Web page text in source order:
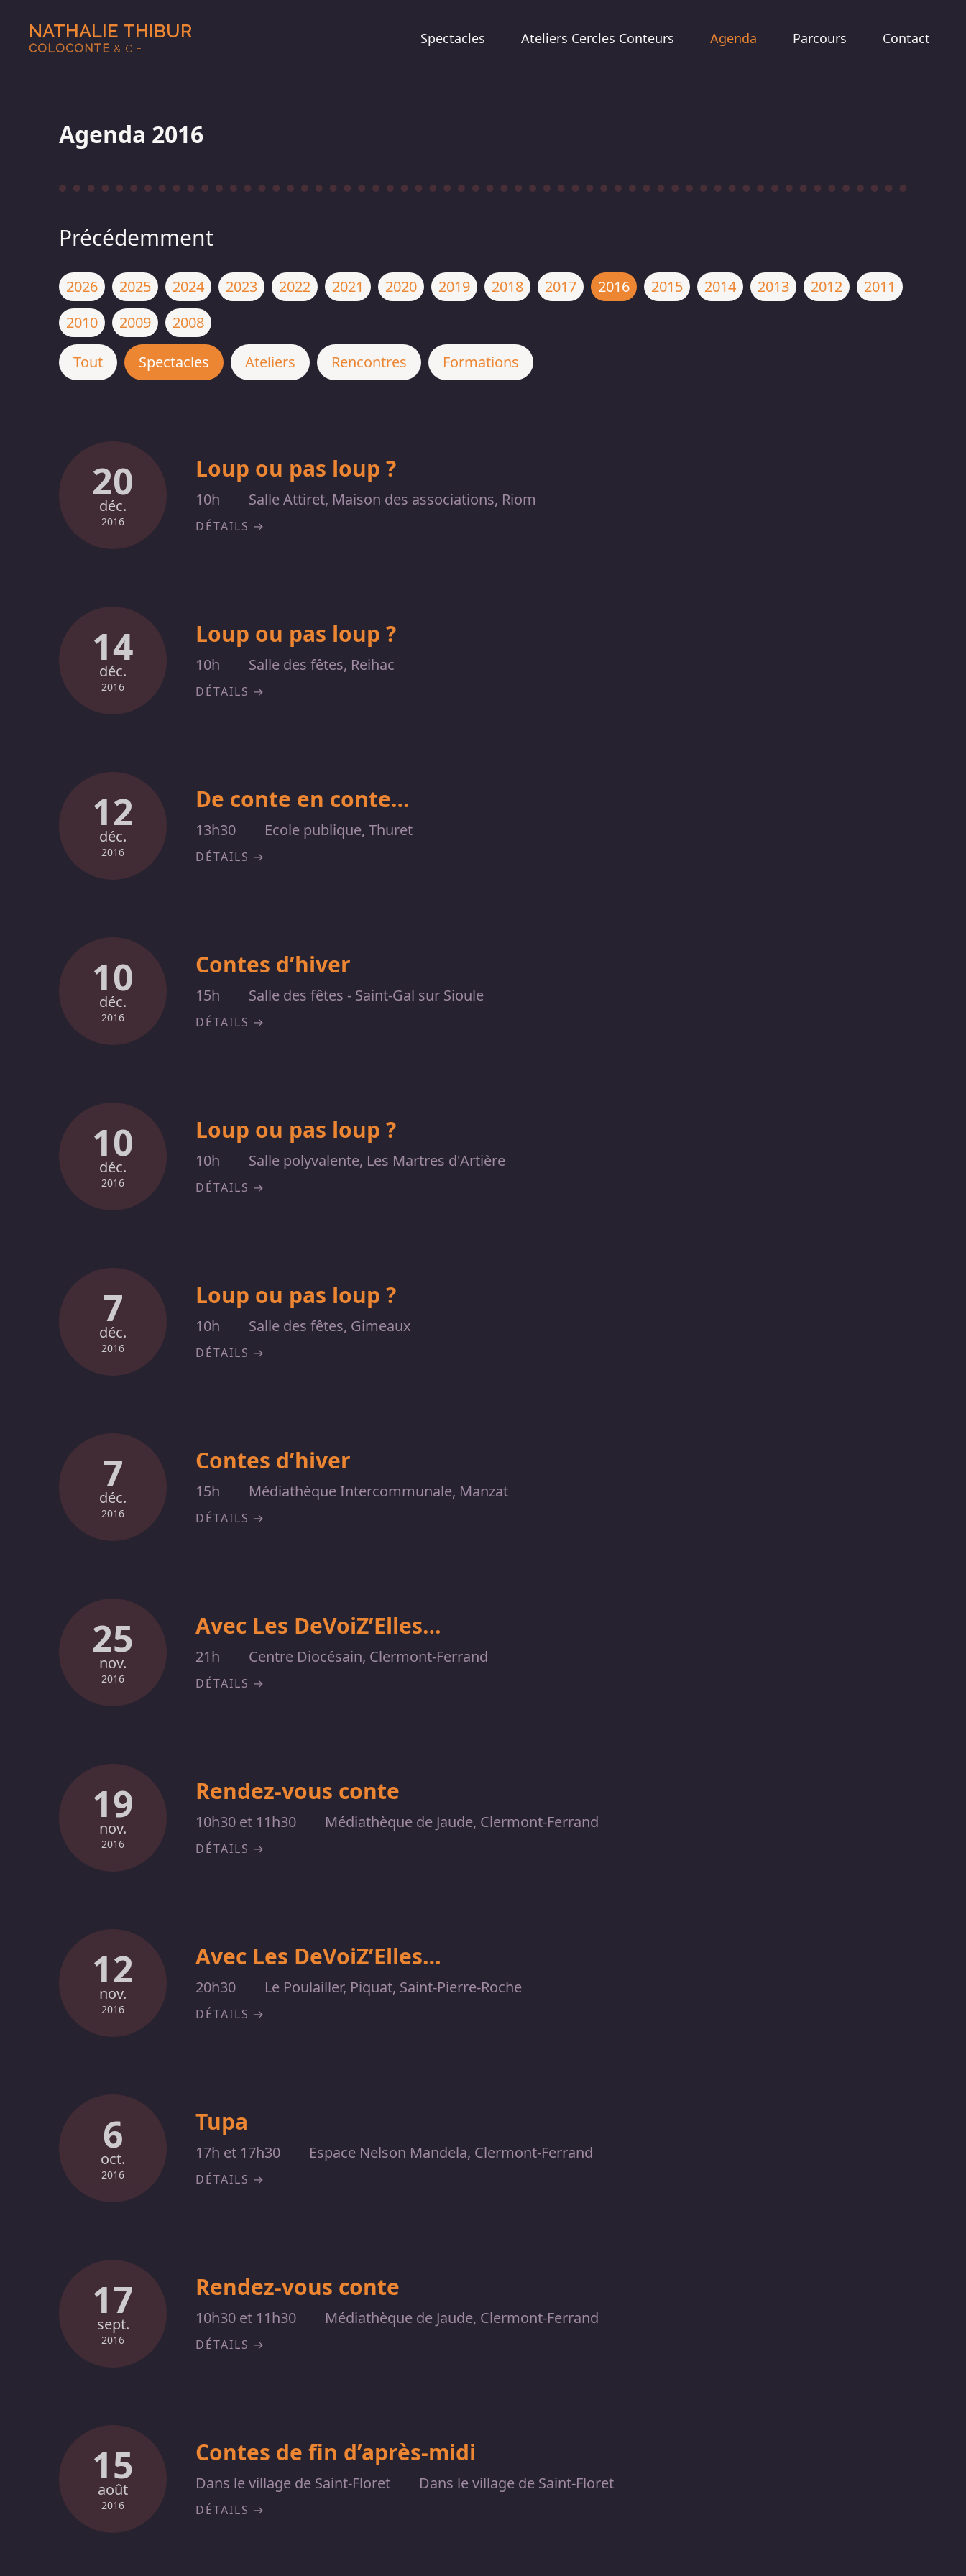
NATHALIE THIBUR
COLOCONTE & CIE
Spectacles Ateliers Cercles Conteurs Agenda Parcours Contact
Agenda 2016
Précédemment
2026 2025 2024 2023 2022 2021 2020 2019 2018 2017 2016 2015 2014 2013 2012
2011
2010
2009 2008
Tout Spectacles Ateliers Rencontres Formations
20
déc.
2016
Loup ou pas loup ?
10h Salle Attiret, Maison des associations, Riom
DÉTAILS
14
déc.
2016
Loup ou pas loup ?
10h Salle des fêtes, Reihac
DÉTAILS
12
déc.
2016
De conte en conte…
13h30 Ecole publique, Thuret
DÉTAILS
10
déc.
2016
Contes d’hiver
15h Salle des fêtes - Saint-Gal sur Sioule
DÉTAILS
10
déc.
2016
Loup ou pas loup ?
10h Salle polyvalente, Les Martres d'Artière
DÉTAILS
7
déc.
2016
Loup ou pas loup ?
10h Salle des fêtes, Gimeaux
DÉTAILS
7
déc.
2016
Contes d’hiver
15h Médiathèque Intercommunale, Manzat
DÉTAILS
25
nov.
2016
Avec Les DeVoiZ’Elles…
21h Centre Diocésain, Clermont-Ferrand
DÉTAILS
19
nov.
2016
Rendez-vous conte
10h30 et 11h30 Médiathèque de Jaude, Clermont-Ferrand
DÉTAILS
12
nov.
2016
Avec Les DeVoiZ’Elles…
20h30 Le Poulailler, Piquat, Saint-Pierre-Roche
DÉTAILS
6
oct.
2016
Tupa
17h et 17h30 Espace Nelson Mandela, Clermont-Ferrand
DÉTAILS
17
sept.
2016
Rendez-vous conte
10h30 et 11h30 Médiathèque de Jaude, Clermont-Ferrand
DÉTAILS
15
août
2016
Contes de fin d’après-midi
Dans le village de Saint-Floret Dans le village de Saint-Floret
DÉTAILS